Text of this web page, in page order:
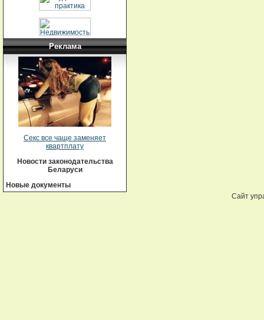
Реклама
Секс все чаще заменяет
квартплату
Новости законодательства
Беларуси
Новые документы
Сайт